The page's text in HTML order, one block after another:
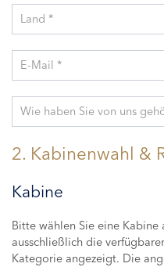
Land *
E-Mail *
Wie haben Sie von uns
2. Kabinenwahl &
Kabine
Bitte wählen Sie eine Kabine
ausschließlich die
Kategorie angezeigt. Die